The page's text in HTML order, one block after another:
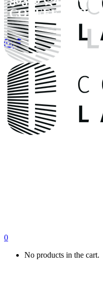
0
No products in the cart.
COFFEE LAB